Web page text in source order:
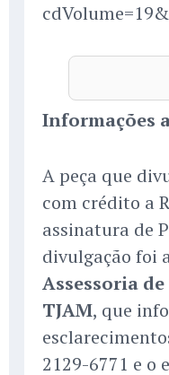
Informações
A peça que
com crédito a
assinatura de
divulgação foi
Assessoria
TJAM, que
2129-6771 e o